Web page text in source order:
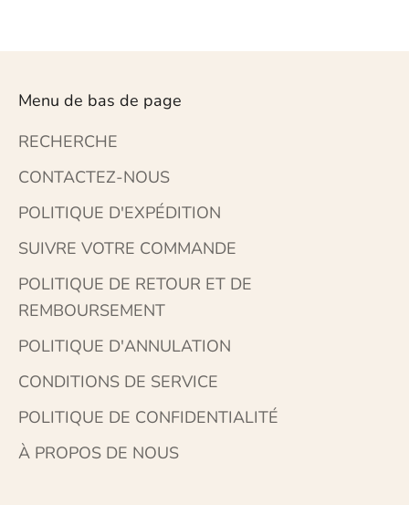
Menu de bas de page
RECHERCHE
CONTACTEZ-NOUS
POLITIQUE D'EXPÉDITION
SUIVRE VOTRE COMMANDE
POLITIQUE DE RETOUR ET DE
REMBOURSEMENT
POLITIQUE D'ANNULATION
CONDITIONS DE SERVICE
POLITIQUE DE CONFIDENTIALITÉ
À PROPOS DE NOUS